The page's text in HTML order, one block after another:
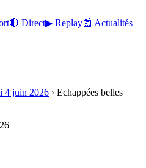
🔴 Direct▶ Replay📰 Actualités
4 juin 2026 › Echappées belles